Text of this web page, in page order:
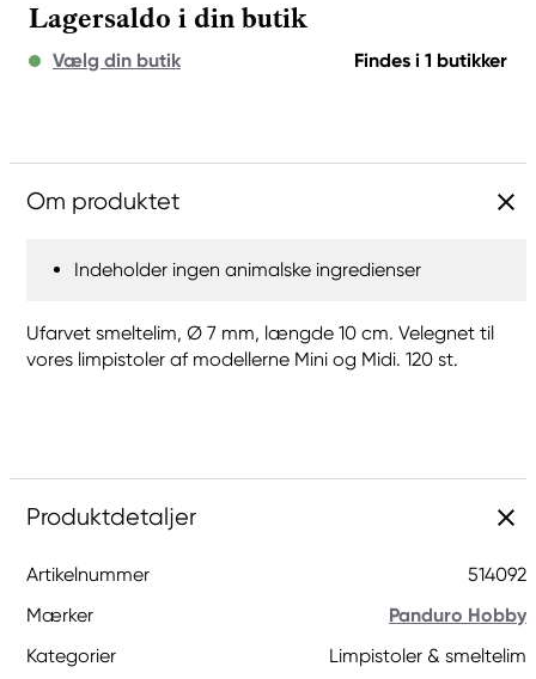
Lagersaldo i din butik
Vælg din butik Findes i 1 butikker
Om produktet
Indeholder ingen animalske ingredienser
Ufarvet smeltelim, Ø 7 mm, længde 10 cm. Velegnet til
vores limpistoler af modellerne Mini og Midi. 120 st.
Produktdetaljer
Artikelnummer
514092
Mærker
Panduro Hobby
Kategorier
Limpistoler & smeltelim